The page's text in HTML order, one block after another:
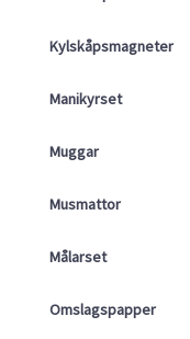
Kylskåpsmagneter
Manikyrset
Muggar
Musmattor
Målarset
Omslagspapper